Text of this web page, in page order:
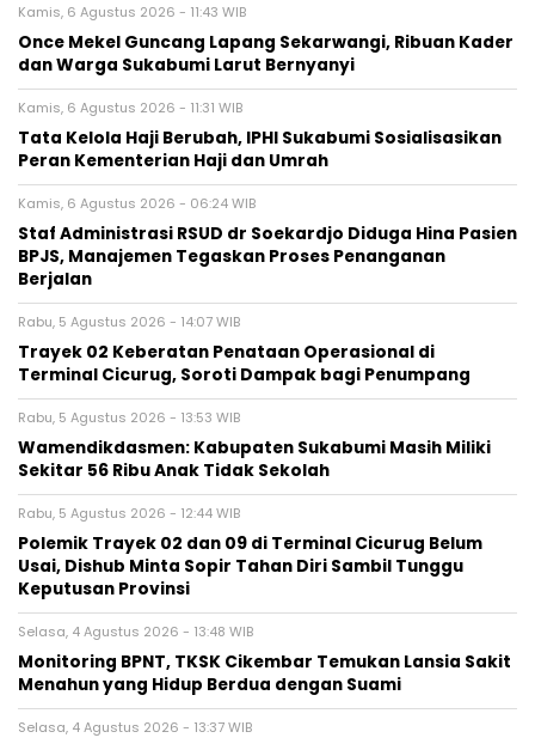
Kamis, 6 Agustus 2026 - 11:43 WIB
Once Mekel Guncang Lapang Sekarwangi, Ribuan Kader
dan Warga Sukabumi Larut Bernyanyi
Kamis, 6 Agustus 2026 - 11:31 WIB
Tata Kelola Haji Berubah, IPHI Sukabumi Sosialisasikan
Peran Kementerian Haji dan Umrah
Kamis, 6 Agustus 2026 - 06:24 WIB
Staf Administrasi RSUD dr Soekardjo Diduga Hina Pasien
BPJS, Manajemen Tegaskan Proses Penanganan
Berjalan
Rabu, 5 Agustus 2026 - 14:07 WIB
‎Trayek 02 Keberatan Penataan Operasional di
Terminal Cicurug, Soroti Dampak bagi Penumpang
Rabu, 5 Agustus 2026 - 13:53 WIB
Wamendikdasmen: Kabupaten Sukabumi Masih Miliki
Sekitar 56 Ribu Anak Tidak Sekolah
Rabu, 5 Agustus 2026 - 12:44 WIB
Polemik Trayek 02 dan 09 di Terminal Cicurug Belum
Usai, Dishub Minta Sopir Tahan Diri Sambil Tunggu
Keputusan Provinsi
Selasa, 4 Agustus 2026 - 13:48 WIB
‎Monitoring BPNT, TKSK Cikembar Temukan Lansia Sakit
Menahun yang Hidup Berdua dengan Suami
Selasa, 4 Agustus 2026 - 13:37 WIB